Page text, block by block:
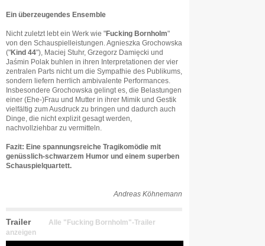
Ein überzeugendes Ensemble
Nicht zuletzt lebt ein Werk wie "Fucking Bornholm"
von den Schauspielleistungen. Agnieszka Grochowska
("Kind 44"), Maciej Stuhr, Grzegorz Damięcki und
Jaśmin Polak buhlen in ihren Interpretationen der vier
zentralen Parts nicht um die Sympathie des Publikums,
sondern liefern herrlich ambivalente Performances.
Insbesondere Grochowska gelingt es, die Belastungen
einer (Ehe-)Frau und Mutter in ihrer Mimik und Gestik
vielfältig zum Ausdruck zu bringen und dadurch auch
Dinge, die nicht explizit gesagt werden,
nachvollziehbar zu vermitteln.
Fazit: Eine spannungsreiche Tragikomödie mit
genüsslich-schwarzem Humor und einem superben
Schauspielquartett.
Andreas Köhnemann
Trailer
Alle "Fucking Bornholm"-Trailer
anzeigen